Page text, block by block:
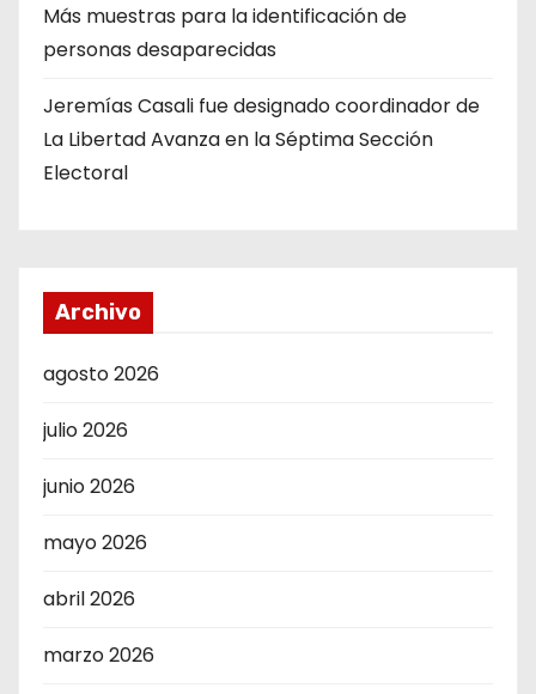
Más muestras para la identificación de
personas desaparecidas
Jeremías Casali fue designado coordinador de
La Libertad Avanza en la Séptima Sección
Electoral
Archivo
agosto 2026
julio 2026
junio 2026
mayo 2026
abril 2026
marzo 2026